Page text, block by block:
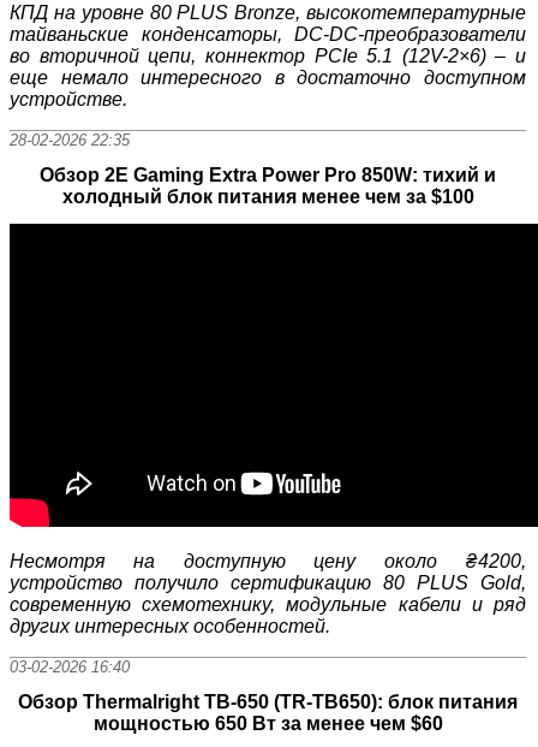
КПД на уровне 80 PLUS Bronze, высокотемпературные
тайваньские конденсаторы, DC-DC-преобразователи
во вторичной цепи, коннектор PCIe 5.1 (12V-2×6) – и
еще немало интересного в достаточно доступном
устройстве.
28-02-2026 22:35
Обзор 2E Gaming Extra Power Pro 850W: тихий и
холодный блок питания менее чем за $100
Несмотря на доступную цену около ₴4200,
устройство получило сертификацию 80 PLUS Gold,
современную схемотехнику, модульные кабели и ряд
других интересных особенностей.
03-02-2026 16:40
Обзор Thermalright TB-650 (TR-TB650): блок питания
мощностью 650 Вт за менее чем $60